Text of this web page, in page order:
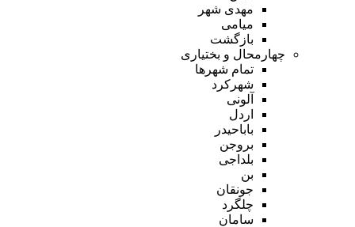
مهدی شهر
میامی
بازگشت
چهارمحال و بختیاری
تمام شهر‌ها
شهرکرد
آلونی
اردل
باباحیدر
بروجن
بلداجی
بن
جونقان
چلگرد
سامان